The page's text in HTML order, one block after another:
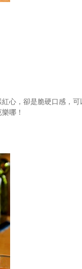
心，卻是脆硬口感，可
哪！